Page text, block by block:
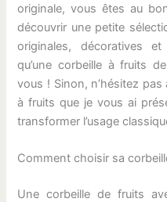
originale, vous êtes au
découvrir une petite
originales, décoratives
qu’une corbeille à fruits
vous ! Sinon, n’hésitez
à fruits que je vous ai
transformer l’usage
Comment choisir sa
Une corbeille de fruits